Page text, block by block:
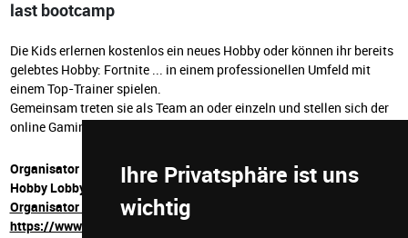
Ihre Privatsphäre ist uns
wichtig
last bootcamp
Die Kids erlernen kostenlos ein neues Hobby oder können ihr bereits
gelebtes Hobby: Fortnite ... in einem professionellen Umfeld mit
einem Top-Trainer spielen.
Gemeinsam treten sie als Team an oder einzeln und stellen sich der
online Gaming-Welt.
Organisator
Hobby Lobby Linz
Organisator E-Mail hanna.jouini@hobbylobby.co.at
https://www.hobbylobby.ngo/de/locations/linz